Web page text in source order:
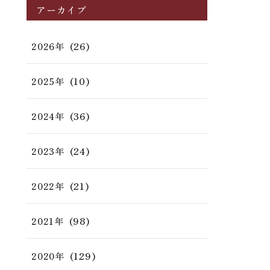
アーカイブ
2026年 (26)
2025年 (10)
2024年 (36)
2023年 (24)
2022年 (21)
2021年 (98)
2020年 (129)